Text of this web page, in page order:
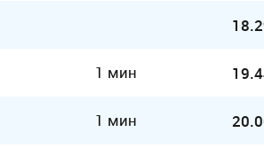
1 мин
1 мин